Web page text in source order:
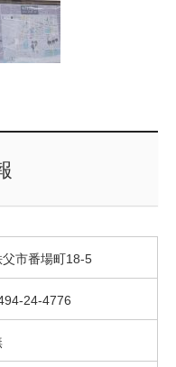
父市番場町18-5
24-4776